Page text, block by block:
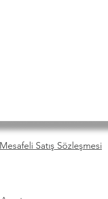
Mesafeli Satış Sözleşmesi